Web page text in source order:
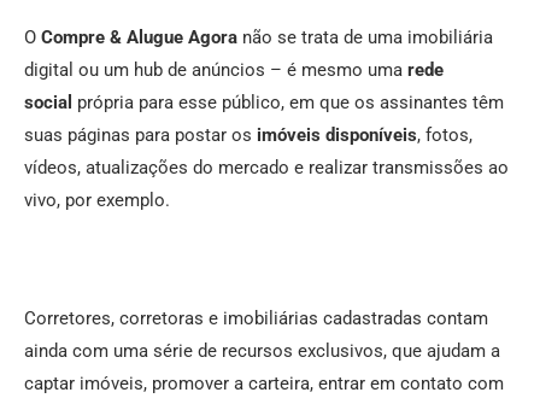
O Compre & Alugue Agora não se trata de uma imobiliária
digital ou um hub de anúncios – é mesmo uma rede
social própria para esse público, em que os assinantes têm
suas páginas para postar os imóveis disponíveis, fotos,
vídeos, atualizações do mercado e realizar transmissões ao
vivo, por exemplo.
Corretores, corretoras e imobiliárias cadastradas contam
ainda com uma série de recursos exclusivos, que ajudam a
captar imóveis, promover a carteira, entrar em contato com